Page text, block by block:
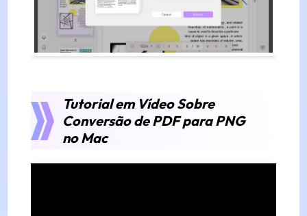
Tutorial em Vídeo Sobre
Conversão de PDF para PNG
no Mac